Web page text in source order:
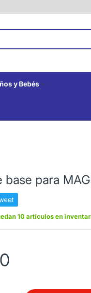
y Bebés
base para
10 artículos en